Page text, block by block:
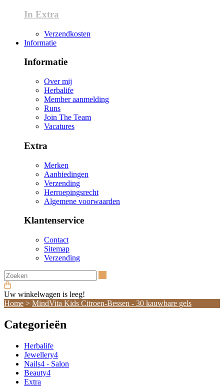
In Extra
Verzendkosten
Informatie
Informatie
Over mij
Herbalife
Member aanmelding
Runs
Join The Team
Vacatures
Extra
Merken
Aanbiedingen
Verzending
Herroepingsrecht
Algemene voorwaarden
Klantenservice
Contact
Sitemap
Verzending
Uw winkelwagen is leeg!
Home > MindVita Kids Citroen-Bessen - 30 kauwbare gels
Categorieën
Herbalife
Jewellery4
Nails4 - Salon
Beauty4
Extra